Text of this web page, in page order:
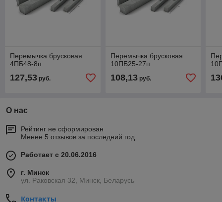
Перемычка брусковая
4ПБ48-8п
127,53 руб.
Перемычка брусковая
10ПБ25-27п
108,13руб.
О нас
Рейтинг не сформирован
Менее 5 отзывов за последний год
Работает с 20.06.2016
г. Минск
ул. Раковская 32, Минск, Беларусь
Контакты